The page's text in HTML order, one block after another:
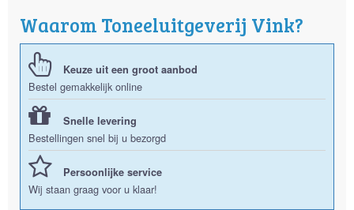
Waarom Toneeluitgeverij Vink?
Keuze uit een groot aanbod
Bestel gemakkelijk online
Snelle levering
Bestellingen snel bij u bezorgd
Persoonlijke service
Wij staan graag voor u klaar!